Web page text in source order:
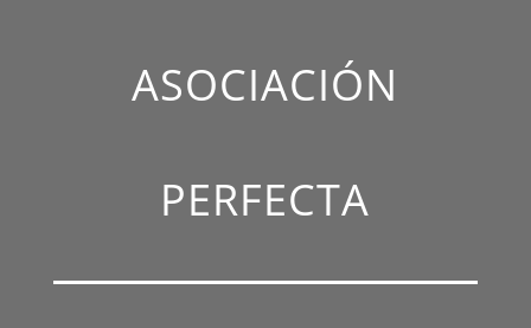
ASOCIACIÓN
PERFECTA